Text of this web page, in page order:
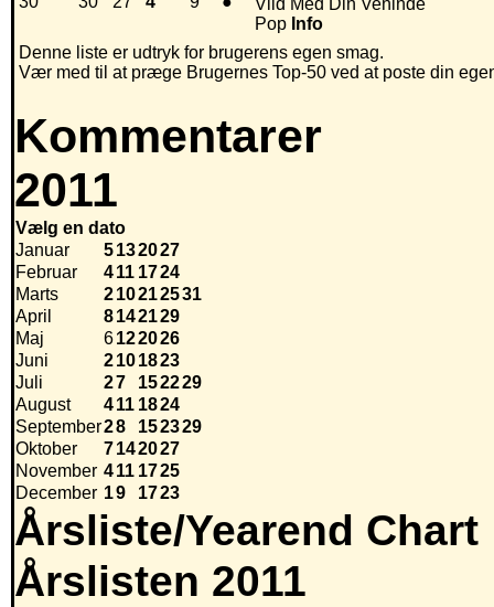
Vild Med Din Veninde
Pop Info
Denne liste er udtryk for brugerens egen smag.
Vær med til at præge Brugernes Top-50 ved at poste din
Kommentarer
2011
Vælg en dato
Januar
5132027
Februar
411 1724
Marts
210212531
April
8142129
Maj
6122026
Juni
2101823
Juli
27 152229
August
411 1824
September28 152329
Oktober
7142027
November 411 1725
December 19 1723
Årsliste/Yearend Chart
Årslisten 2011